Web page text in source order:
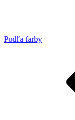
Podľa farby